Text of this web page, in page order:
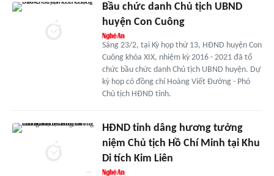
Bầu chức danh Chủ tịch UBND
huyện Con Cuông
Sáng 23/2, tại Kỳ họp thứ 13, HĐND huyện Con
Cuông khóa XIX, nhiệm kỳ 2016 - 2021 đã tổ
chức bầu chức danh Chủ tịch UBND huyện. Dự
kỳ họp có đồng chí Hoàng Viết Đường - Phó
Chủ tịch HĐND tỉnh.
HĐND tỉnh dâng hương tưởng
niệm Chủ tịch Hồ Chí Minh tại Khu
Di tích Kim Liên